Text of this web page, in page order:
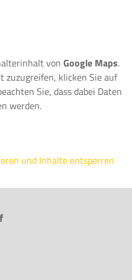
vonGoogle Maps.
zuzugreifen, klicken Sie auf
Sie, dass dabei Daten
werden.
und Inhalte entsperren